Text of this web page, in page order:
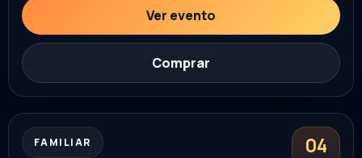
Durango
Ver evento